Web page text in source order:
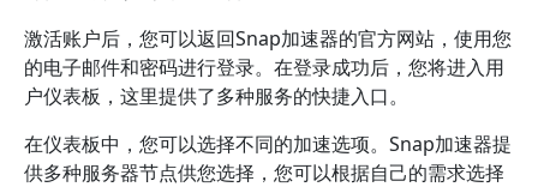
激活账户后，您可以返回Snap加速器的官方网站，使用您
的电子邮件和密码进行登录。在登录成功后，您将进入用
户仪表板，这里提供了多种服务的快捷入口。
在仪表板中，您可以选择不同的加速选项。Snap加速器提
供多种服务器节点供您选择，您可以根据自己的需求选择